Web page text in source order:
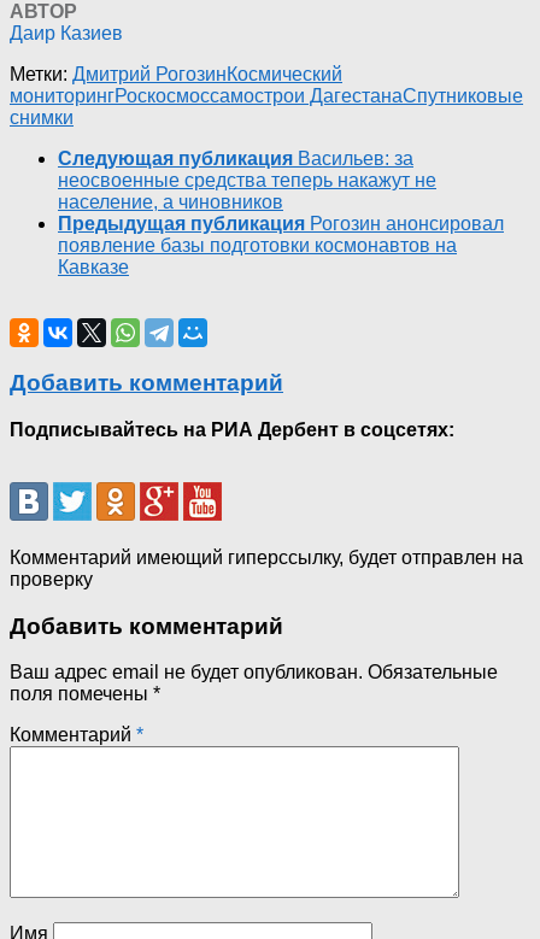
АВТОР
Даир Казиев
Метки: Дмитрий РогозинКосмический
мониторингРоскосмоссамострои ДагестанаСпутниковые
снимки
Следующая публикация Васильев: за
неосвоенные средства теперь накажут не
население, а чиновников
Предыдущая публикация Рогозин анонсировал
появление базы подготовки космонавтов на
Кавказе
Добавить комментарий
Подписывайтесь на РИА Дербент в соцсетях:
Комментарий имеющий гиперссылку, будет отправлен на
проверку
Добавить комментарий
Ваш адрес email не будет опубликован. Обязательные
поля помечены *
Комментарий *
Имя